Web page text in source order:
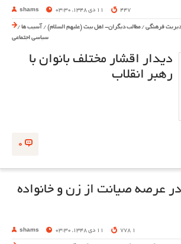
shams 11 دی 1348, 03:30 447
فرهنگی /مطالب دیگران- اهل بیت (علیهم السلام) / آسیب ها /
سیاسی اجتماعی
دیدار اقشار مختلف بانوان با
رهبر انقلاب
0
عرصه صیانت از زن و خانواده
shams 11 دی 1348, 03:30 1 778